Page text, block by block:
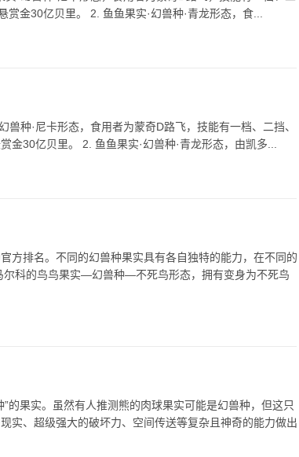
金30亿贝里。 2. 鱼鱼果实·幻兽种·青龙形态，食...
兽种·尼卡形态，食用者为蒙奇D路飞，技能有一档、二挡、
金30亿贝里。 2. 鱼鱼果实·幻兽种·青龙形态，由凯多...
方排名。不同的幻兽种果实具有各自独特的能力，在不同的
尔科的鸟鸟果实—幻兽种—不死鸟形态，拥有变身为不死鸟
的果实。虽然有人推测熊的肉球果实可能是幻兽种，但这只
实、超级强大的破坏力、空间传送等复杂且神奇的能力做出